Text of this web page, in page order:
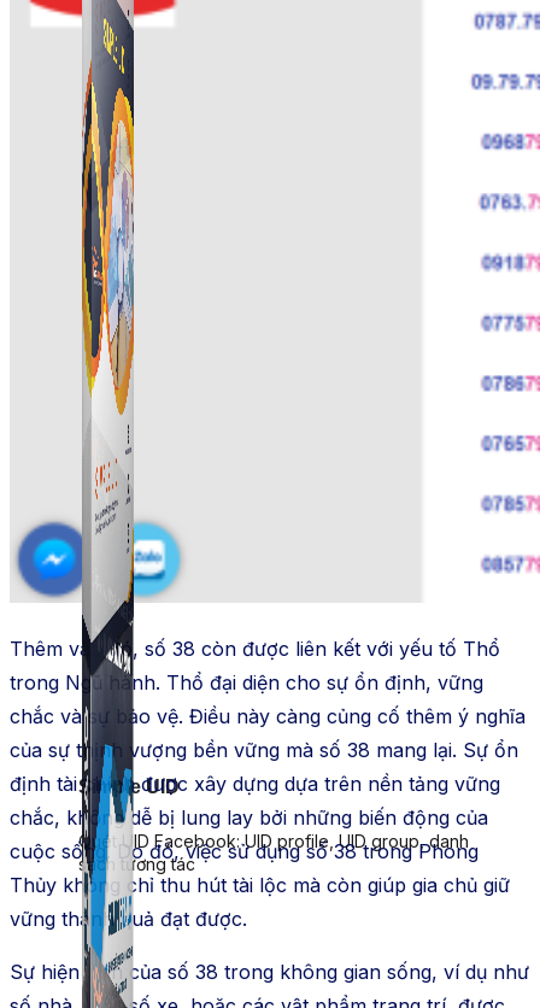
Simple UID
Quét UID Facebook: UID profile, UID group, danh
sách tương tác
Simple UID
Quét UID Facebook: UID profile, UID group, danh
sách tương tác
Thêm vào đó, số 38 còn được liên kết với yếu tố Thổ
trong Ngũ hành. Thổ đại diện cho sự ổn định, vững
chắc và sự bảo vệ. Điều này càng củng cố thêm ý nghĩa
của sự thịnh vượng bền vững mà số 38 mang lại. Sự ổn
định tài chính được xây dựng dựa trên nền tảng vững
chắc, không dễ bị lung lay bởi những biến động của
cuộc sống. Do đó, việc sử dụng số 38 trong Phong
Thủy không chỉ thu hút tài lộc mà còn giúp gia chủ giữ
vững thành quả đạt được.
Sự hiện diện của số 38 trong không gian sống, ví dụ như